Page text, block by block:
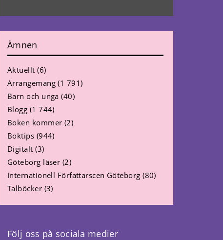
Ämnen
Aktuellt (6)
Arrangemang(1 791)
Barn och unga (40)
Blogg (1 744)
Boken kommer (2)
Boktips (944)
Digitalt (3)
Göteborg läser (2)
Internationell Författarscen Göteborg (80)
Talböcker (3)
Följ oss på sociala medier